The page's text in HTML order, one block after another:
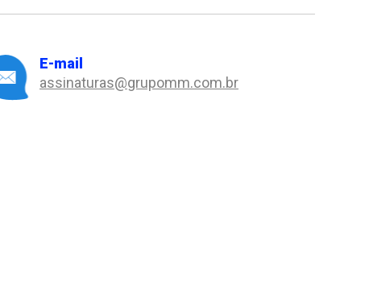
E-mail
assinaturas@grupomm.com.br